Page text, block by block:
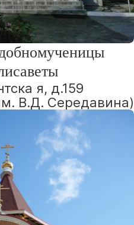
я, д.159
В.Д. Середавина)